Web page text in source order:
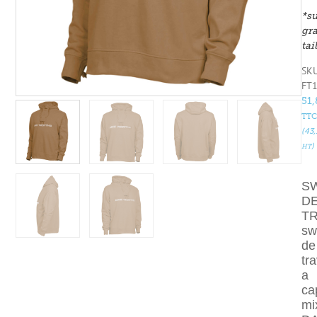
TTC
(
HT)
de
a